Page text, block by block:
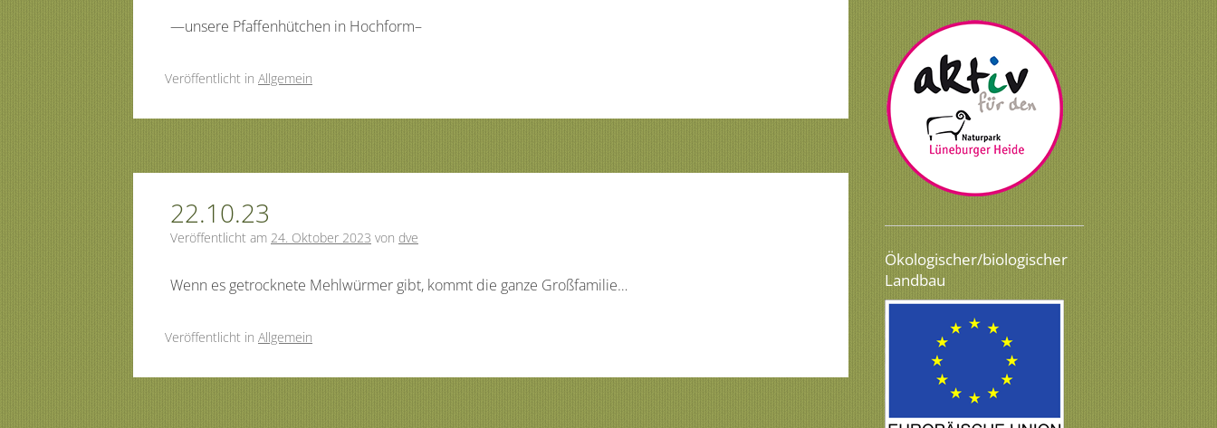
—unsere Pfaffenhütchen in Hochform–
Veröffentlicht in Allgemein
22.10.23
Veröffentlicht am 24. Oktober 2023 von dve
Wenn es getrocknete Mehlwürmer gibt, kommt die ganze Großfamilie…
Veröffentlicht in Allgemein
Ökologischer/biologischer
Landbau